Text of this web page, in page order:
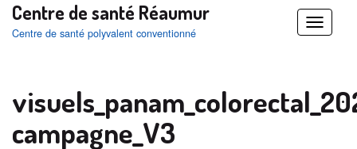
Centre de santé Réaumur
Centre de santé polyvalent conventionné
Déplier
/
campagne_V3